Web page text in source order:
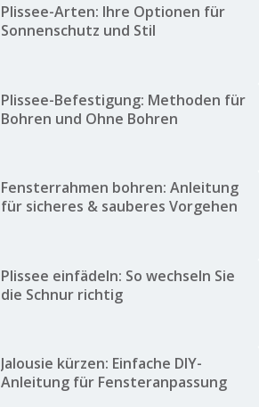
Plissee-Arten: Ihre Optionen für
Sonnenschutz und Stil
Plissee-Befestigung: Methoden für
Bohren und Ohne Bohren
Fensterrahmen bohren: Anleitung
für sicheres & sauberes Vorgehen
Plissee einfädeln: So wechseln Sie
die Schnur richtig
Jalousie kürzen: Einfache DIY-
Anleitung für Fensteranpassung